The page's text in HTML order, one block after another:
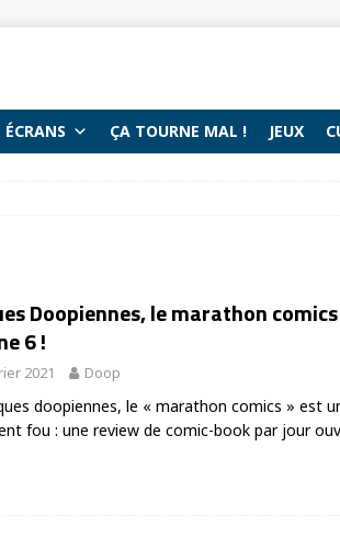
ÉCRANS ÇA TOURNE MAL ! JEUX
Doopiennes, le marathon
6 !
2021 Doop
doopiennes, le « marathon comics » est
fou : une review de comic-book par jour